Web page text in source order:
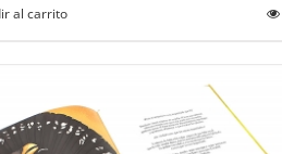
al carrito